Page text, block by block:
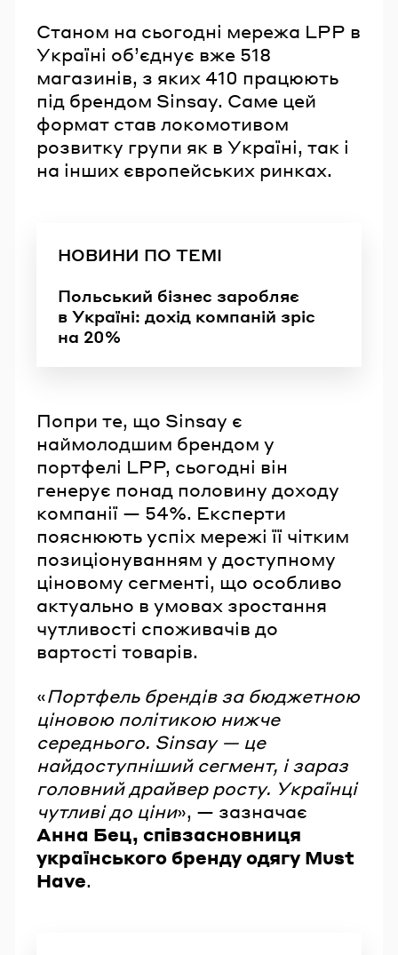
Станом на сьогодні мережа LPP в
Україні об’єднує вже 518
магазинів, з яких 410 працюють
під брендом Sinsay. Саме цей
формат став локомотивом
розвитку групи як в Україні, так і
на інших європейських ринках.
НОВИНИ ПО ТЕМІ
Польський бізнес заробляє
в Україні: дохід компаній зріс
на 20%
Попри те, що Sinsay є
наймолодшим брендом у
портфелі LPP, сьогодні він
генерує понад половину доходу
компанії — 54%. Експерти
пояснюють успіх мережі її чітким
позиціонуванням у доступному
ціновому сегменті, що особливо
актуально в умовах зростання
чутливості споживачів до
вартості товарів.
«Портфель брендів за бюджетною
ціновою політикою нижче
середнього. Sinsay — це
найдоступніший сегмент, і зараз
головний драйвер росту. Українці
чутливі до ціни», — зазначає
Анна Бец, співзасновниця
українського бренду одягу Must
Have.